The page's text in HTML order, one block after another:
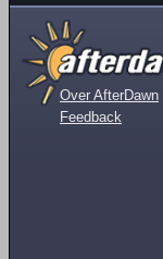
Over AfterDawn
Feedback